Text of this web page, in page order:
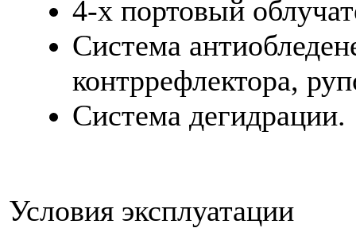
4-х портовый
Система
контррефлектора,
Система дегидрации.
Условия эксплуатации